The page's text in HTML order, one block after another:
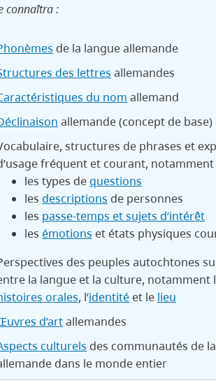
connaîtra :
de la langue allemande
des lettres allemandes
du nom allemand
allemande (concept de base)
structures de phrases et
fréquent et courant, notamment
les types dequestions
les descriptions de personnes
les passe-temps et sujets d’intérêt
les émotions et états physiques
des peuples autochtones
la langue et la culture, notamment
orales, l’identitéet le lieu
d’artallemandes
culturels des communautés de
dans le monde entier